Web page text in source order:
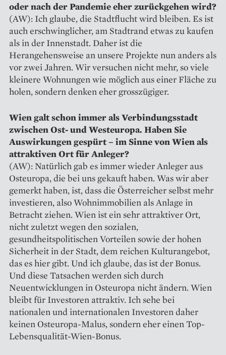
oder nach der Pandemie eher zurückgehen wird?
(AW): Ich glaube, die Stadtflucht wird bleiben. Es ist
auch erschwinglicher, am Stadtrand etwas zu kaufen
als in der Innenstadt. Daher ist die
Herangehensweise an unsere Projekte nun anders als
vor zwei Jahren. Wir versuchen nicht mehr, so viele
kleinere Wohnungen wie möglich aus einer Fläche zu
holen, sondern denken eher grosszügiger.
Wien galt schon immer als Verbindungsstadt
zwischen Ost- und Westeuropa. Haben Sie
Auswirkungen gespürt – im Sinne von Wien als
attraktiven Ort für Anleger?
(AW): Natürlich gab es immer wieder Anleger aus
Osteuropa, die bei uns gekauft haben. Was wir aber
gemerkt haben, ist, dass die Österreicher selbst mehr
investieren, also Wohnimmobilien als Anlage in
Betracht ziehen. Wien ist ein sehr attraktiver Ort,
nicht zuletzt wegen den sozialen,
gesundheitspolitischen Vorteilen sowie der hohen
Sicherheit in der Stadt, dem reichen Kulturangebot,
das es hier gibt. Und ich glaube, das ist der Bonus.
Und diese Tatsachen werden sich durch
Neuentwicklungen in Osteuropa nicht ändern. Wien
bleibt für Investoren attraktiv. Ich sehe bei
nationalen und internationalen Investoren daher
keinen Osteuropa-Malus, sondern eher einen Top-
Lebensqualität-Wien-Bonus.